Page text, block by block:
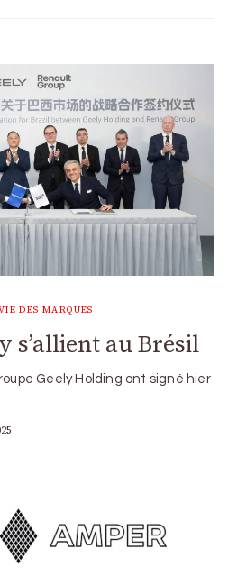
DES MARQUES
s’allient au Brésil
Geely Holding ont signé hier